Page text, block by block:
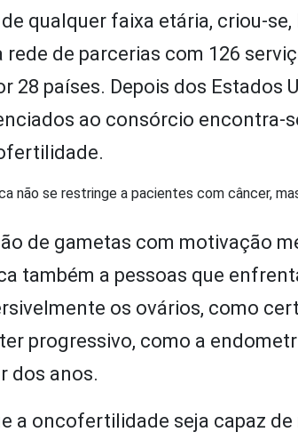
qualquer faixa etária, criou-se,
de parcerias com 126
28 países. Depois dos Estados
ao consórcio encontra-
não se restringe a pacientes com câncer,
de gametas com motivação
também a pessoas que
os ovários, como
progressivo, como a
dos anos.
a oncofertilidade seja capaz